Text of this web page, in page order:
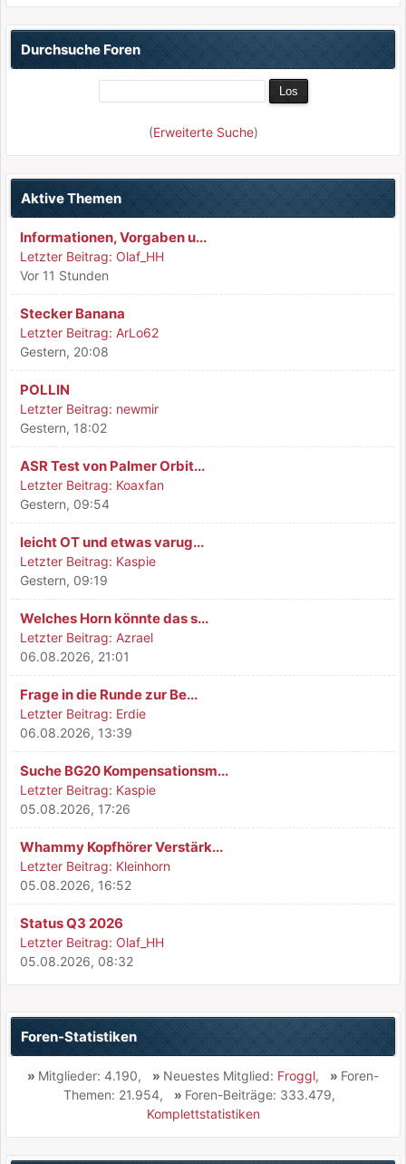
Durchsuche Foren
(Erweiterte Suche)
Aktive Themen
Informationen, Vorgaben u...
Letzter Beitrag: Olaf_HH
Vor 11 Stunden
Stecker Banana
Letzter Beitrag: ArLo62
Gestern, 20:08
POLLIN
Letzter Beitrag: newmir
Gestern, 18:02
ASR Test von Palmer Orbit...
Letzter Beitrag: Koaxfan
Gestern, 09:54
leicht OT und etwas varug...
Letzter Beitrag: Kaspie
Gestern, 09:19
Welches Horn könnte das s...
Letzter Beitrag: Azrael
06.08.2026, 21:01
Frage in die Runde zur Be...
Letzter Beitrag: Erdie
06.08.2026, 13:39
Suche BG20 Kompensationsm...
Letzter Beitrag: Kaspie
05.08.2026, 17:26
Whammy Kopfhörer Verstärk...
Letzter Beitrag: Kleinhorn
05.08.2026, 16:52
Status Q3 2026
Letzter Beitrag: Olaf_HH
05.08.2026, 08:32
Foren-Statistiken
» Mitglieder: 4.190, » Neuestes Mitglied: Froggl, » Foren-
Themen: 21.954, » Foren-Beiträge: 333.479,
Komplettstatistiken